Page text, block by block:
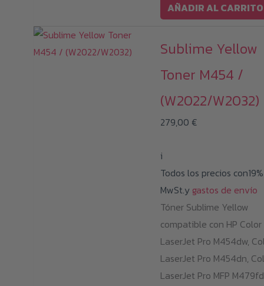
AÑADIR AL CARRITO
Sublime Yellow
Toner M454 /
(W2022/W2032)
279,00 €
i
Todos los precios con19%
MwSt.y gastos de envío
Tóner Sublime Yellow
compatible con HP Color
LaserJet Pro M454dw,
LaserJet Pro M454dn,
LaserJet Pro MFP